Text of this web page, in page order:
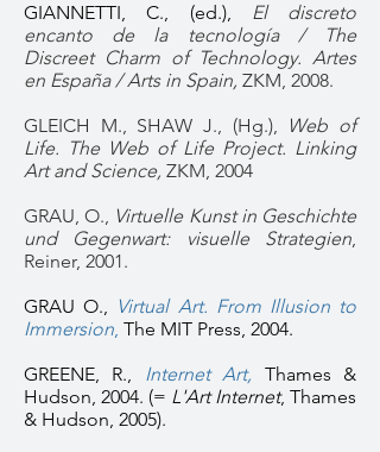
GIANNETTI, C., (ed.), El discreto
encanto de la tecnología / The
Discreet Charm of Technology. Artes
en España / Arts in Spain, ZKM, 2008.
GLEICH M., SHAW J., (Hg.),
Web of
Life. The Web of Life Project. Linking
Art and Science, ZKM, 2004
GRAU, O., Virtuelle Kunst in Geschichte
und Gegenwart: visuelle Strategien,
Reiner, 2001.
GRAU O., Virtual Art. From Illusion to
Immersion, The MIT Press, 2004.
GREENE, R., Internet Art,
Thames &
Hudson, 2004. (= L'Art Internet, Thames
& Hudson, 2005).